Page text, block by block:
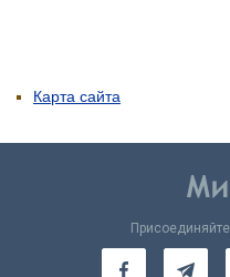
Карта сайта